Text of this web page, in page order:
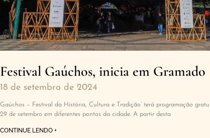
Festival Gaúchos, inicia em Gramado
18 de setembro de 2024
Gaúchos – Festival da História, Cultura e Tradição’ terá programação
29 de setembro em diferentes pontos da cidade. A partir desta
CONTINUE LENDO +